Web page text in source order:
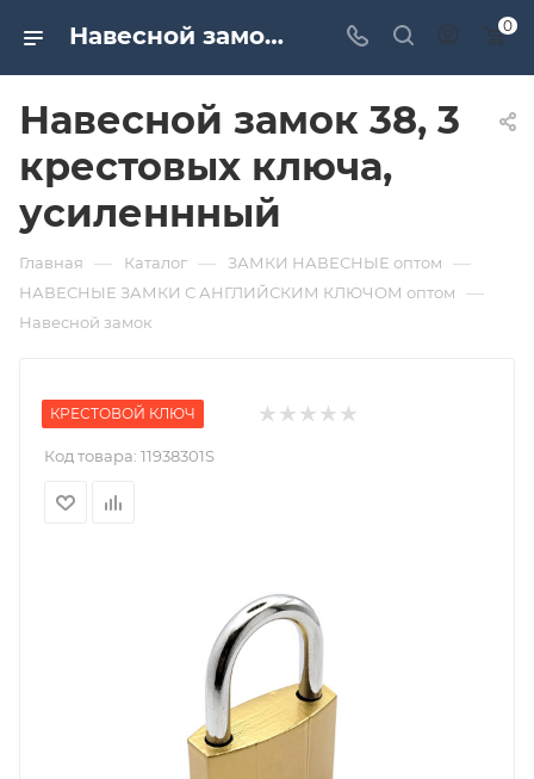
Навесной замок 38, 3 крестовых ключа, усиленнный. Дверная и мебельная фурнитура САМИР-КИЛИТ | Оптовые поставки 0
Навесной замок 38, 3
крестовых ключа,
усиленнный
Главная — Каталог — ЗАМКИ НАВЕСНЫЕ оптом —
НАВЕСНЫЕ ЗАМКИ С АНГЛИЙСКИМ КЛЮЧОМ оптом —
Навесной замок
КРЕСТОВОЙ КЛЮЧ
Код товара: 11938301S